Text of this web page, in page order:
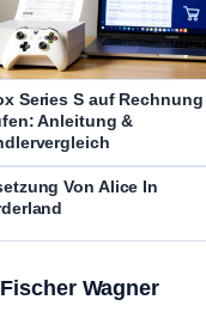
Series S auf Rechnung
Anleitung &
Von Alice In
Wagner